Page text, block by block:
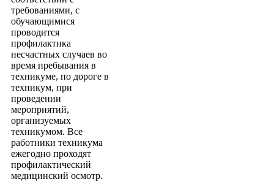
требованиями, с
обучающимися
проводится
профилактика
несчастных случаев во
время пребывания в
техникуме, по дороге в
техникум, при
проведении
мероприятий,
организуемых
техникумом. Все
работники техникума
ежегодно проходят
профилактический
медицинский осмотр.